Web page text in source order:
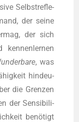
Selbst­re­fle­
der sei­ne
der sich
ken­nen­ler­nen
, was
hin­deu­
die Gren­zen
der Sen­si­bi­li­
benö­tigt